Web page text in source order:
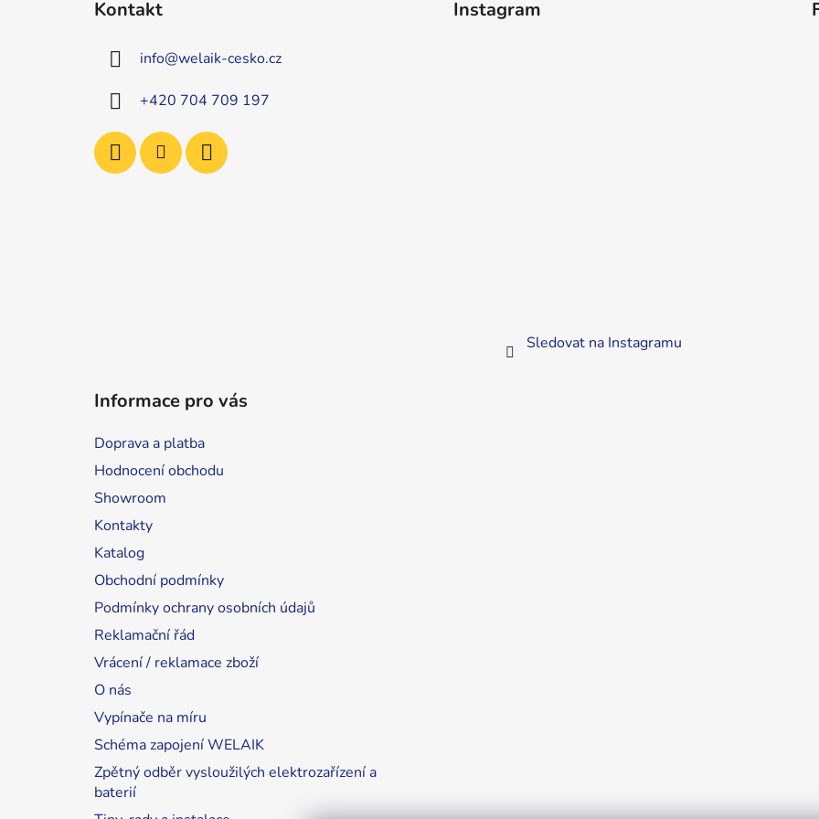
Kontakt
info@welaik-cesko.cz
+420 704 709 197
Instagram
Sledovat na Instagramu
Informace pro vás
Doprava a platba
Hodnocení obchodu
Showroom
Kontakty
Katalog
Obchodní podmínky
Podmínky ochrany osobních údajů
Reklamační řád
Vrácení / reklamace zboží
O nás
Vypínače na míru
Schéma zapojení WELAIK
Zpětný odběr vysloužilých elektrozařízení a
baterií